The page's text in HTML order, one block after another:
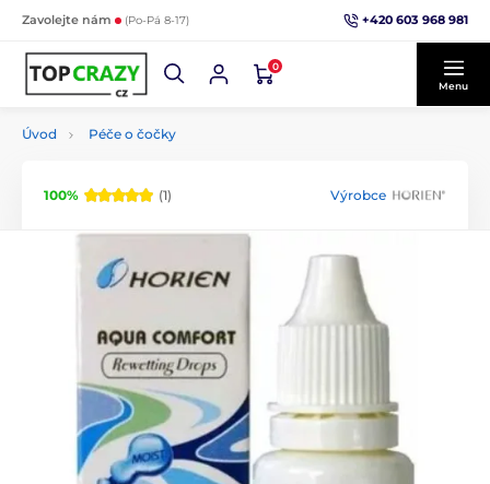
Zavolejte nám (Po-Pá 8-17) +420 603 968 981
0
Menu
Úvod Péče o čočky
100% (1) Výrobce